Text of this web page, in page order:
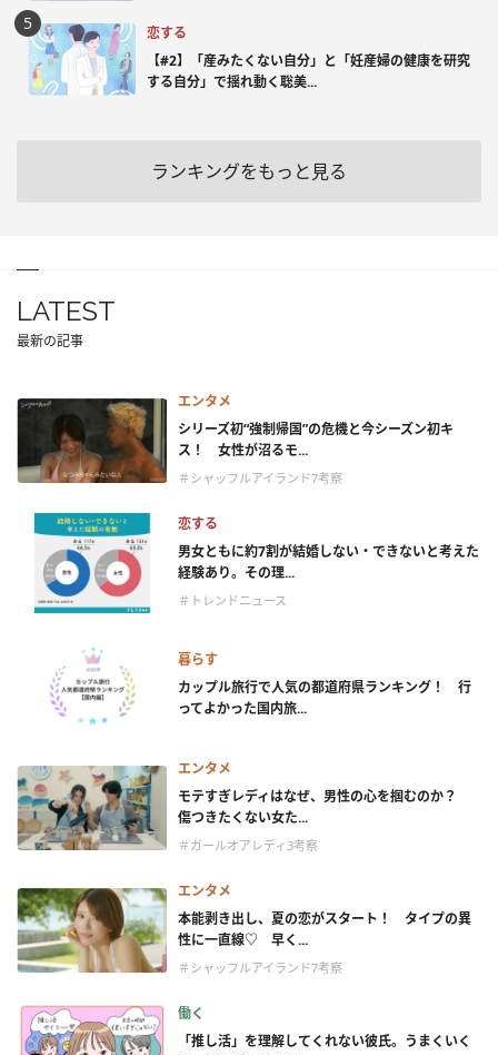
恋する
【#2】「産みたくない自分」と「妊産婦の健康を研究
する自分」で揺れ動く聡美...
ランキングをもっと見る
LATEST
最新の記事
エンタメ
シリーズ初“強制帰国”の危機と今シーズン初キ
ス！ 女性が沼るモ...
＃シャッフルアイランド7考察
恋する
男女ともに約7割が結婚しない・できないと考えた
経験あり。その理...
＃トレンドニュース
暮らす
カップル旅行で人気の都道府県ランキング！ 行
ってよかった国内旅...
エンタメ
モテすぎレディはなぜ、男性の心を掴むのか？
傷つきたくない女た...
＃ガールオアレディ3考察
エンタメ
本能剥き出し、夏の恋がスタート！ タイプの異
性に一直線♡ 早く...
＃シャッフルアイランド7考察
働く
「推し活」を理解してくれない彼氏。うまくいく